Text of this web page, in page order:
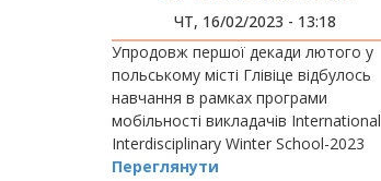
ЧТ, 16/02/2023 - 13:18
Упродовж першої декади лютого у
польському місті Глівіце відбулось
навчання в рамках програми
мобільності викладачів International
Interdisciplinary Winter School-2023
“Smart Public Space in Prosument
Переглянути